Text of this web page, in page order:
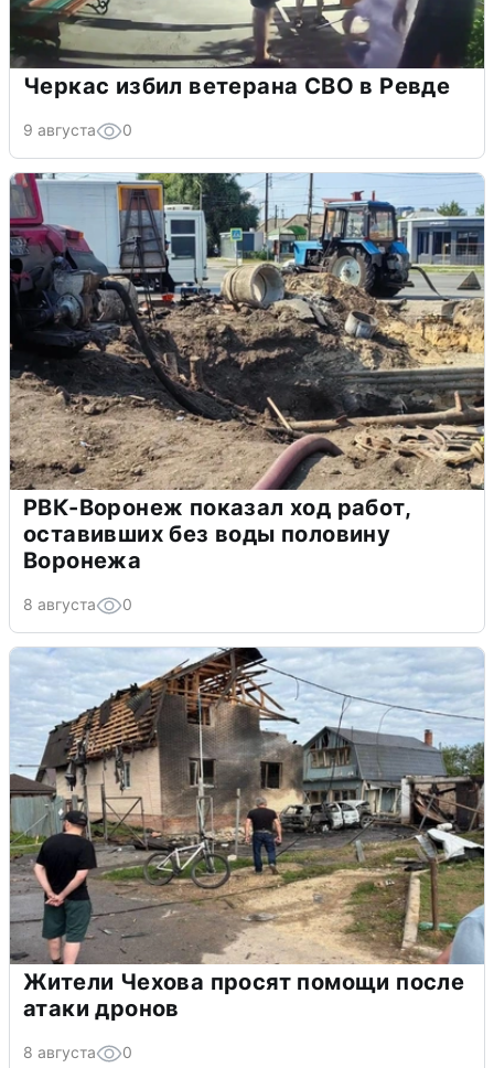
Черкас избил ветерана СВО в Ревде
9 августа 0
РВК-Воронеж показал ход работ,
оставивших без воды половину
Воронежа
8 августа 0
Жители Чехова просят помощи после
атаки дронов
8 августа 0